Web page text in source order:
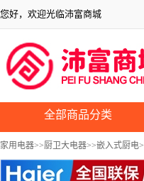
您好，欢迎光临沛富商城
全部商品分类
家用电器>>厨卫大电器>>嵌入式厨电